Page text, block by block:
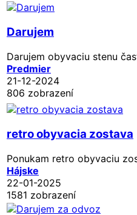
Darujem
Darujem obyvaciu stenu
Predmier
21-12-2024
806 zobrazení
retro obyvacia zostava
Ponukam retro obyvaciu
Hájske
22-01-2025
1581 zobrazení